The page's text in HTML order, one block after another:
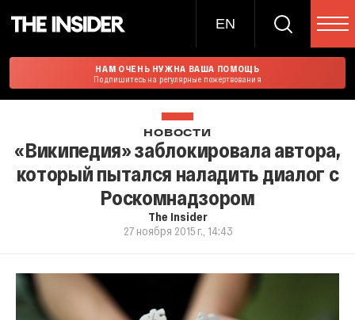
EN
НАМ ОЧЕНЬ НУЖНА ВАША ПОМОЩЬ
Подпишитесь на регулярные пожертвования
НОВОСТИ
«Википедия» заблокировала автора,
который пытался наладить диалог с
Роскомнадзором
The Insider
27 ноября 2015 г., 14:43